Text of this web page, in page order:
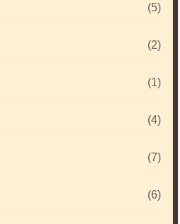
(5)
(2)
(1)
(4)
(7)
(6)